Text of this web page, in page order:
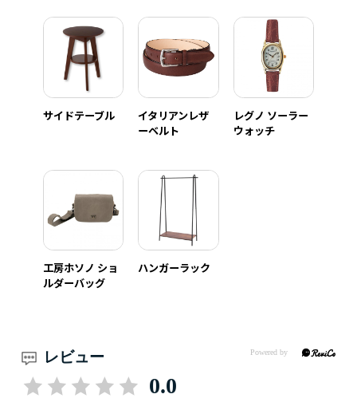
サイドテーブル
イタリアンレザ
ーベルト
レグノ ソーラー
ウォッチ
工房ホソノ ショ
ルダーバッグ
ハンガーラック
レビュー
0.0